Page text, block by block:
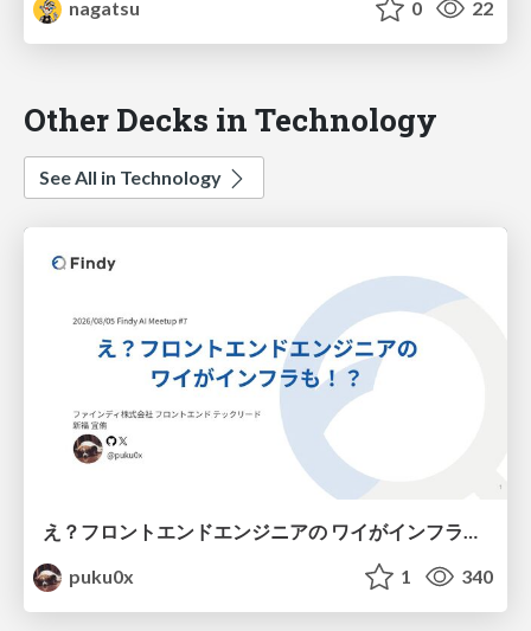
nagatsu
0 22
Other Decks in Technology
See All in Technology
puku0x
1 340